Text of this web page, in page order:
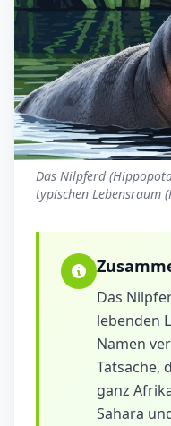
Das Nilpferd
typischen Lebensraum
Das
lebenden
Namen
Tatsache,
ganz
Sahara